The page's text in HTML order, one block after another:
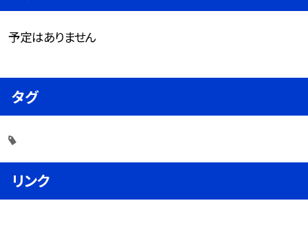
予定はありません
タグ
リンク